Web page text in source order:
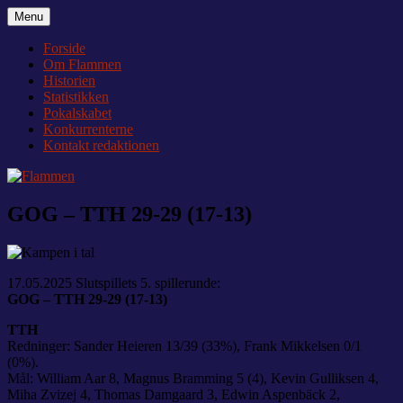
Videre
til
indhold
Flammen
Nyheder og debat om Team Tvis Holstebro
Menu
Forside
Om Flammen
Historien
Statistikken
Pokalskabet
Konkurrenterne
Kontakt redaktionen
GOG – TTH 29-29 (17-13)
17.05.2025 Slutspillets 5. spillerunde:
GOG – TTH 29-29 (17-13)
TTH
Redninger: Sander Heieren 13/39 (33%), Frank Mikkelsen 0/1
(0%).
Mål: William Aar 8, Magnus Bramming 5 (4), Kevin Gulliksen 4,
Miha Zvizej 4, Thomas Damgaard 3, Edwin Aspenbäck 2,